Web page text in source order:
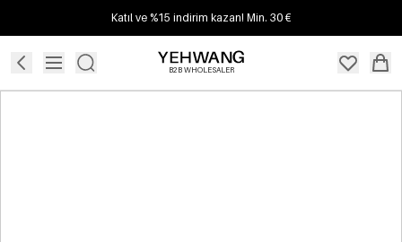
Katıl ve %15 indirim kazan! Min. 30 €
B2B WHOLESALER